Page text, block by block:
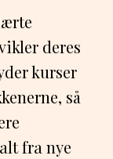
deres
kurser
så
fra nye